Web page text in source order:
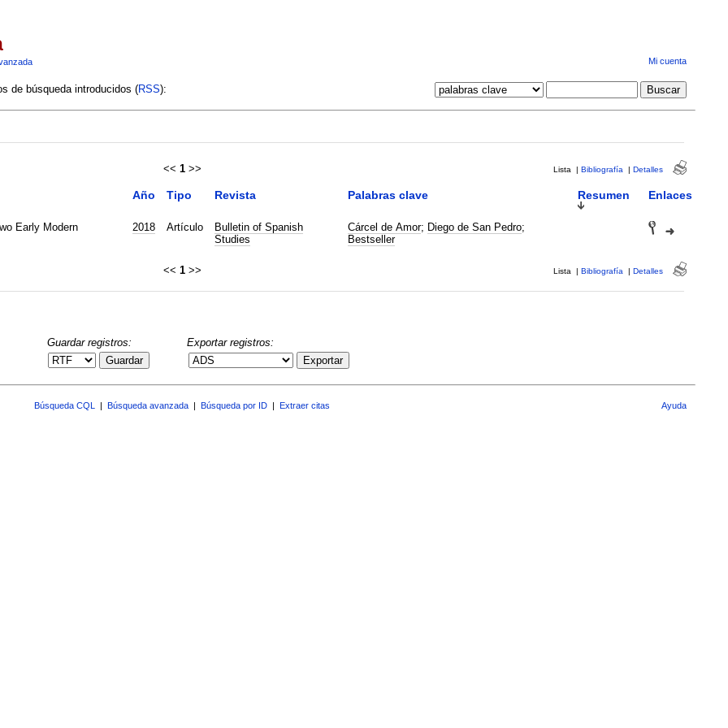
Mi cuenta
de búsqueda introducidos (RSS):
<< 1 >> Lista | Bibliografía | Detalles
Año Tipo Revista Palabras clave Resumen Enlaces
Early Modern
2018 Artículo
Bulletin of Spanish
Studies
Cárcel de Amor; Diego de San Pedro;
Bestseller
<< 1 >> Lista | Bibliografía | Detalles
Guardar registros:
Guardar
Exportar registros:
Exportar
Búsqueda CQL Búsqueda avanzada Búsqueda por ID Extraer citas Ayuda